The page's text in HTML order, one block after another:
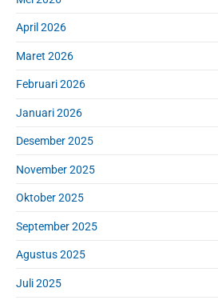
b
a
April 2026
Maret 2026
Februari 2026
Januari 2026
Desember 2025
November 2025
Oktober 2025
September 2025
Agustus 2025
Juli 2025